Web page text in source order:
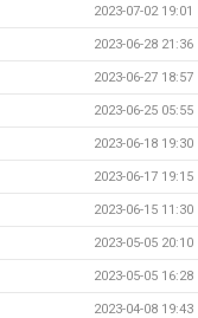
2023-07-02 19:01
2023-06-28 21:36
2023-06-27 18:57
2023-06-25 05:55
2023-06-18 19:30
2023-06-17 19:15
2023-06-15 11:30
2023-05-05 20:10
2023-05-05 16:28
2023-04-08 19:43